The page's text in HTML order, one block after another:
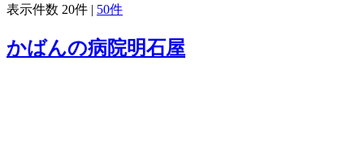
表示件数 20件 | 50件
かばんの病院明石屋